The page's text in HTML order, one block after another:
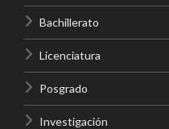
Bachillerato
Licenciatura
Posgrado
Investigación